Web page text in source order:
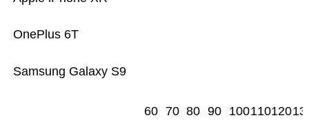
Samsung Galaxy S9
OnePlus 6T
60 70 80 90 100110120